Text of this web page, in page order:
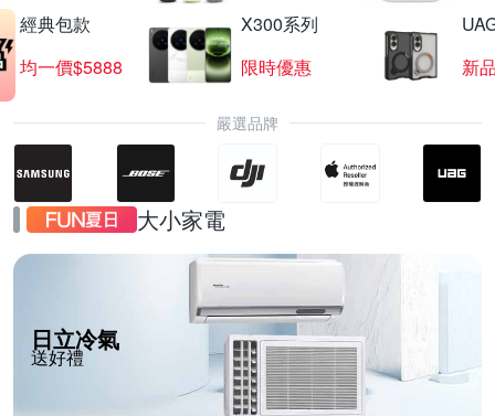
經典包款
均一價$5888
X300系列
限時優惠
新
嚴選品牌
大小家電
日立冷氣
送好禮